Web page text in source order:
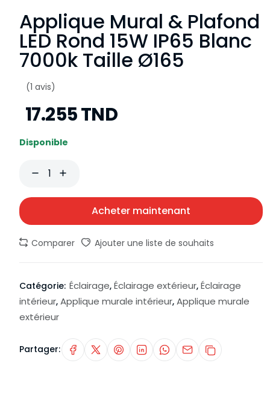
Applique Mural & Plafond
LED Rond 15W IP65 Blanc
7000k Taille Ø165
(1 avis)
17.255 TND
Disponible
Acheter maintenant
Comparer Ajouter une liste de souhaits
Catégorie: Éclairage, Éclairage extérieur, Éclairage
intérieur, Applique murale intérieur, Applique murale
extérieur
Partager: